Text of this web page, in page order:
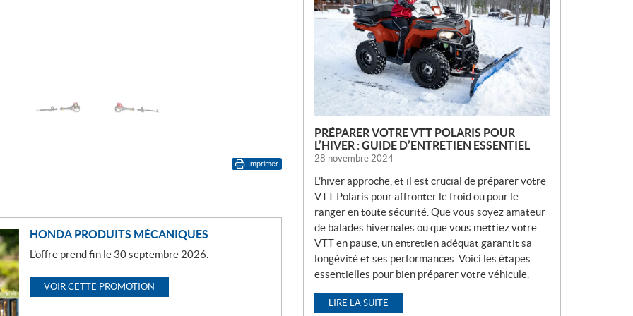
Imprimer
HONDA PRODUITS MÉCANIQUES
L’offre prend fin le 30 septembre 2026.
VOIR CETTE PROMOTION
V
L
S
PRÉPARER VOTRE VTT POLARIS POUR
L’HIVER : GUIDE D’ENTRETIEN ESSENTIEL
28 novembre 2024
L’hiver approche, et il est crucial de préparer votre
VTT Polaris pour affronter le froid ou pour le
ranger en toute sécurité. Que vous soyez amateur
de balades hivernales ou que vous mettiez votre
VTT en pause, un entretien adéquat garantit sa
longévité et ses performances. Voici les étapes
essentielles pour bien préparer votre véhicule.
LIRE LA SUITE